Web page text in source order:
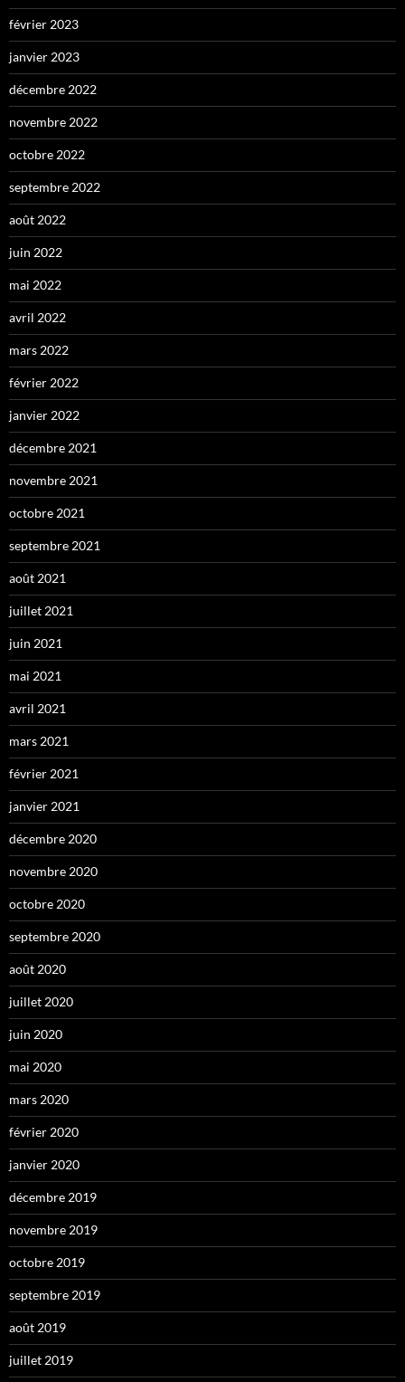
février 2023
janvier 2023
décembre 2022
novembre 2022
octobre 2022
septembre 2022
août 2022
juin 2022
mai 2022
avril 2022
mars 2022
février 2022
janvier 2022
décembre 2021
novembre 2021
octobre 2021
septembre 2021
août 2021
juillet 2021
juin 2021
mai 2021
avril 2021
mars 2021
février 2021
janvier 2021
décembre 2020
novembre 2020
octobre 2020
septembre 2020
août 2020
juillet 2020
juin 2020
mai 2020
mars 2020
février 2020
janvier 2020
décembre 2019
novembre 2019
octobre 2019
septembre 2019
août 2019
juillet 2019